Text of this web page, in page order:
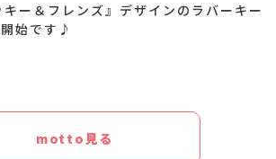
ー＆フレンズ』デザインのラバーキー
始です♪
motto見る